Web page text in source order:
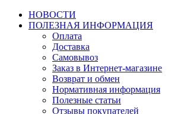
НОВОСТИ
ПОЛЕЗНАЯ ИНФОРМАЦИЯ
Оплата
Доставка
Самовывоз
Заказ в Интернет-магазине
Возврат и обмен
Нормативная информация
Полезные статьи
Отзывы покупателей